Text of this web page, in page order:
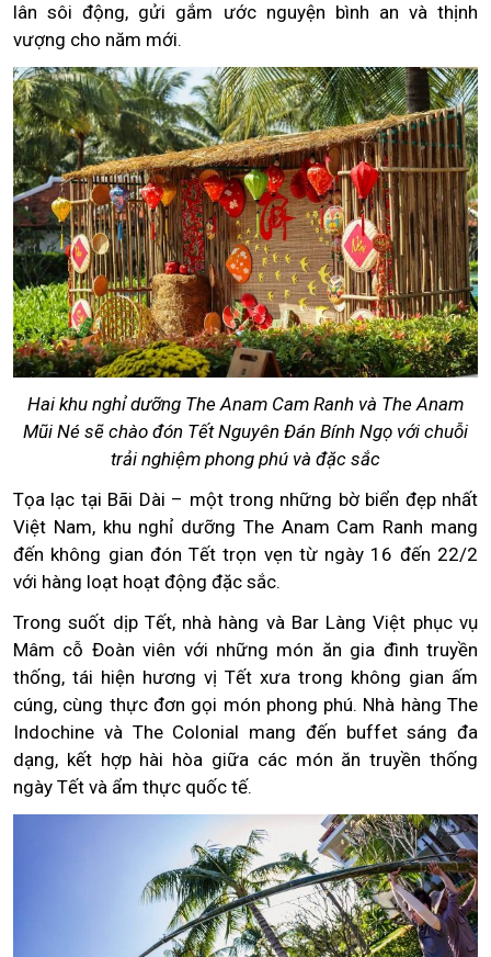
lân sôi động, gửi gắm ước nguyện bình an và thịnh
vượng cho năm mới.
Hai khu nghỉ dưỡng The Anam Cam Ranh và The Anam
Mũi Né sẽ chào đón Tết Nguyên Đán Bính Ngọ với chuỗi
trải nghiệm phong phú và đặc sắc
Tọa lạc tại Bãi Dài – một trong những bờ biển đẹp nhất
Việt Nam, khu nghỉ dưỡng The Anam Cam Ranh mang
đến không gian đón Tết trọn vẹn từ ngày 16 đến 22/2
với hàng loạt hoạt động đặc sắc.
Trong suốt dịp Tết, nhà hàng và Bar Làng Việt phục vụ
Mâm cỗ Đoàn viên với những món ăn gia đình truyền
thống, tái hiện hương vị Tết xưa trong không gian ấm
cúng, cùng thực đơn gọi món phong phú. Nhà hàng The
Indochine và The Colonial mang đến buffet sáng đa
dạng, kết hợp hài hòa giữa các món ăn truyền thống
ngày Tết và ẩm thực quốc tế.